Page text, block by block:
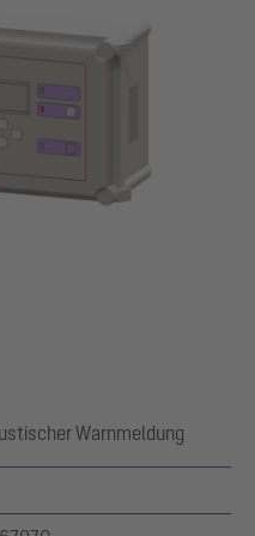
Warnmeldung